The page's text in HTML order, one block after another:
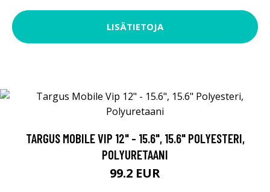
LISÄTIETOJA
TARGUS MOBILE VIP 12" - 15.6", 15.6" POLYESTERI,
POLYURETAANI
99.2 EUR